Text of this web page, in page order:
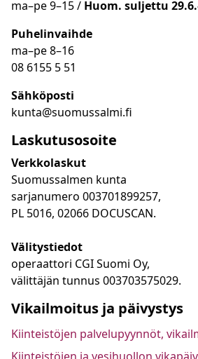
ma–pe 9–15 / Huom. suljettu
Puhelinvaihde
ma–pe 8–16
08 6155 5 51
Sähköposti
kunta@suomussalmi.fi
Laskutusosoite
Verkkolaskut
Suomussalmen kunta
sarjanumero 003701899257,
PL 5016, 02066 DOCUSCAN.
Välitystiedot
operaattori CGI Suomi Oy,
välittäjän tunnus 003703575029.
Vikailmoitus ja päivystys
Kiinteistöjen palvelupyynnöt,